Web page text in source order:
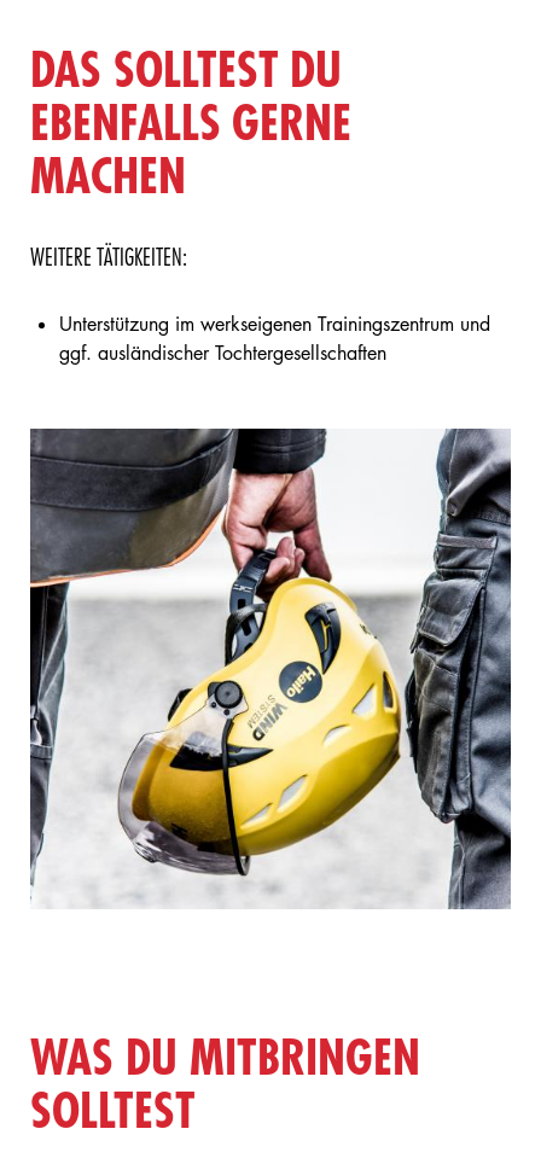
DAS SOLLTEST DU
EBENFALLS GERNE
MACHEN
WEITERE TÄTIGKEITEN:
Unterstützung im werkseigenen Trainingszentrum und
ggf. ausländischer Tochtergesellschaften
WAS DU MITBRINGEN
SOLLTEST